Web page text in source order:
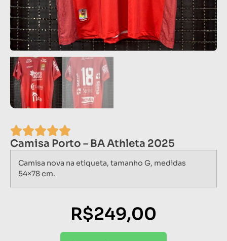
Camisa Porto – BA Athleta 2025
Camisa nova na etiqueta, tamanho G, medidas
54×78 cm.
R$249,00